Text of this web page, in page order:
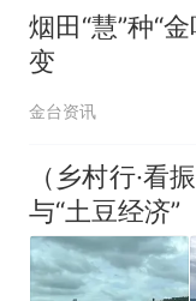
烟田“慧”种“
变
金台资讯
（乡村行·看
与“土豆经济”